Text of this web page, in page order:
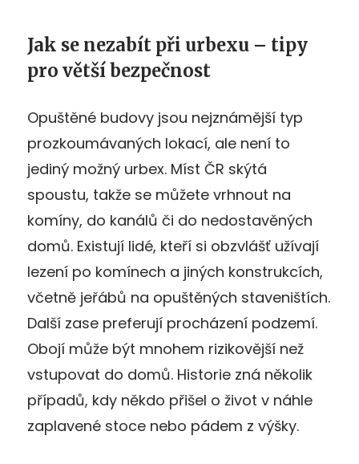
Jak se nezabít při urbexu – tipy
pro větší bezpečnost
Opuštěné budovy jsou nejznámější typ
prozkoumávaných lokací, ale není to
jediný možný urbex. Míst ČR skýtá
spoustu, takže se můžete vrhnout na
komíny, do kanálů či do nedostavěných
domů. Existují lidé, kteří si obzvlášť užívají
lezení po komínech a jiných konstrukcích,
včetně jeřábů na opuštěných staveništích.
Další zase preferují procházení podzemí.
Obojí může být mnohem rizikovější než
vstupovat do domů. Historie zná několik
případů, kdy někdo přišel o život v náhle
zaplavené stoce nebo pádem z výšky.